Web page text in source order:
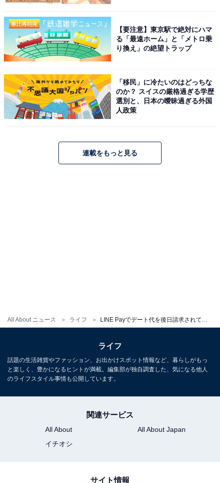
All About ニュース ライフ LINE Payでデート代を後日請求されて…付き合う前の「割り勘問題」の正解は？【アラサーが考える“恋愛とお金”】
■全額おごる派
Hさん「出す気あるのかないのかはさておき、財布モジ
すが……基本はおごります。完全におごられるのを嫌が
る人もいるので、『じゃあ小銭だけちょうだい』とか言
うこともあります」（29歳／イベント関係）
プライドもある」（31歳／弁護士）
て？』って言えば2回目のデートに誘えます！(笑)」
Nさん「付き合う前は割り勘で、付き合ったらおごりま
す。よく『付き合う前はおごって、付き合った後は割り
勘』って人も聞くけど、逆じゃないかな。大事な人にな
ったからこそ、おごるのでは？」（30歳／公務員）
【要注意】東京駅で絶対にハマ
る「最遠ホーム」と「メトロ乗
り換え」の絶望トラップ
「移民」に冷たいのはどっちな
のか？ スイスの厳格過ぎる学歴
選別と、日本の曖昧過ぎる外国
人政策
連載をもっと見る
ライフ
話題の生活雑貨やファッション、お出かけスポット情報など、暮らしがもっ
と楽しく、豊かになるヒントが満載。編集部が独自調査した、気になる他人
のライフスタイル事情も公開しています。
関連サービス
All About
All About Japan
イチオシ
サイト情報